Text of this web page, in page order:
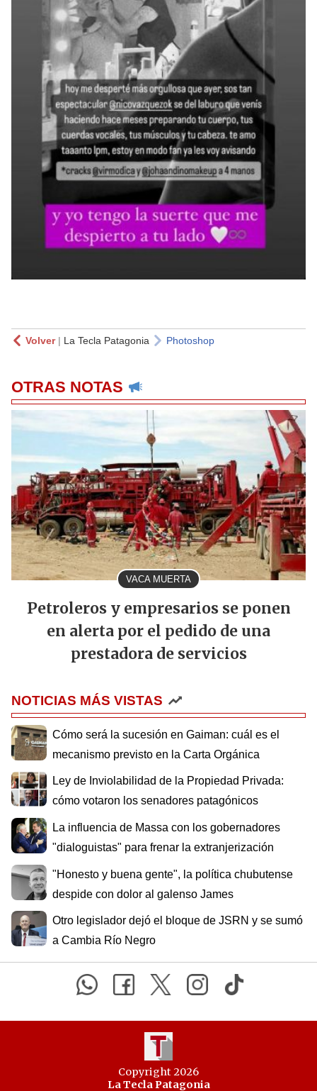
Volver| La Tecla Patagonia Photoshop
OTRAS NOTAS
VACA MUERTA
Petroleros y empresarios se ponen
en alerta por el pedido de una
prestadora de servicios
NOTICIAS MÁS VISTAS
Cómo será la sucesión en Gaiman: cuál es el
mecanismo previsto en la Carta Orgánica
Ley de Inviolabilidad de la Propiedad Privada:
cómo votaron los senadores patagónicos
La influencia de Massa con los gobernadores
"dialoguistas" para frenar la extranjerización
"Honesto y buena gente", la política chubutense
despide con dolor al galenso James
Otro legislador dejó el bloque de JSRN y se sumó
a Cambia Río Negro
Copyright 2026
La Tecla Patagonia